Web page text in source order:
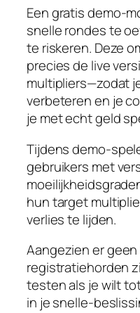
Een gratis
snelle rondes te
te riskeren. Deze
precies de live
multipliers—zodat
verbeteren en je
je met echt geld
Tijdens
gebruikers met
hun target
verlies te lijden.
Aangezien er
registratiehorden
testen als je wilt
in je